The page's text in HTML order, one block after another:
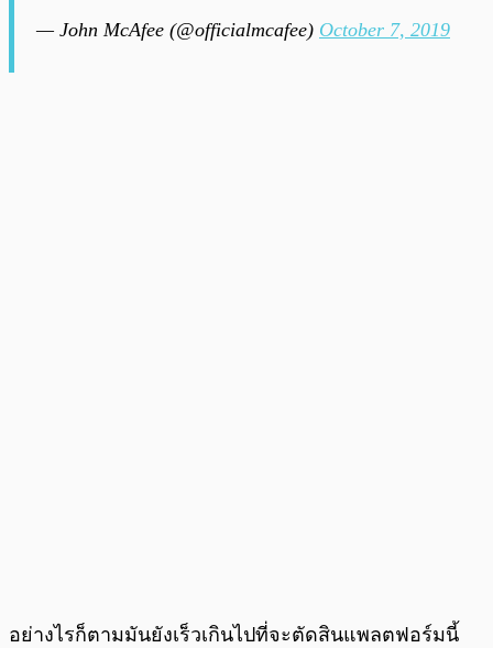
— John McAfee (@officialmcafee) October 7, 2019
อย่างไรก็ตามมันยังเร็วเกินไปที่จะตัดสินแพลตฟอร์มนี้